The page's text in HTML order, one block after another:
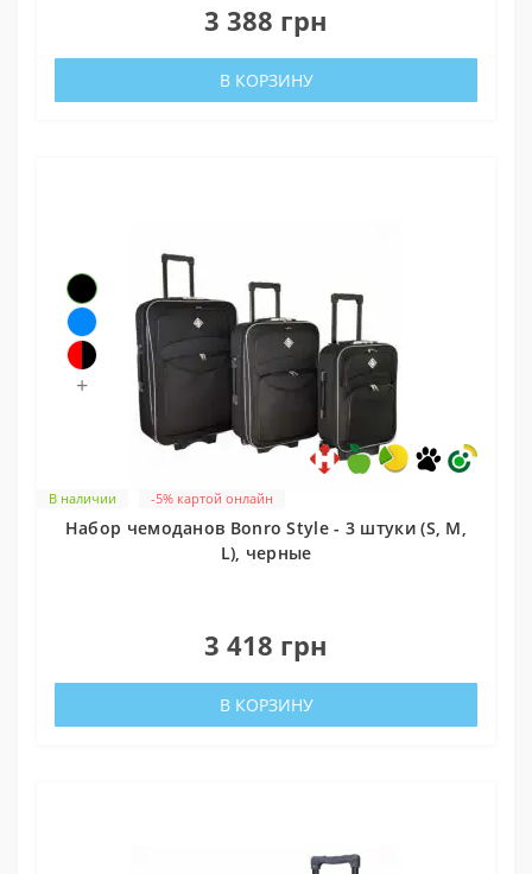
3 388 грн
В КОРЗИНУ
В наличии
+
-5% картой онлайн
Набор чемоданов Bonro Style - 3 штуки (S, M,
L), черные
3 418 грн
В КОРЗИНУ